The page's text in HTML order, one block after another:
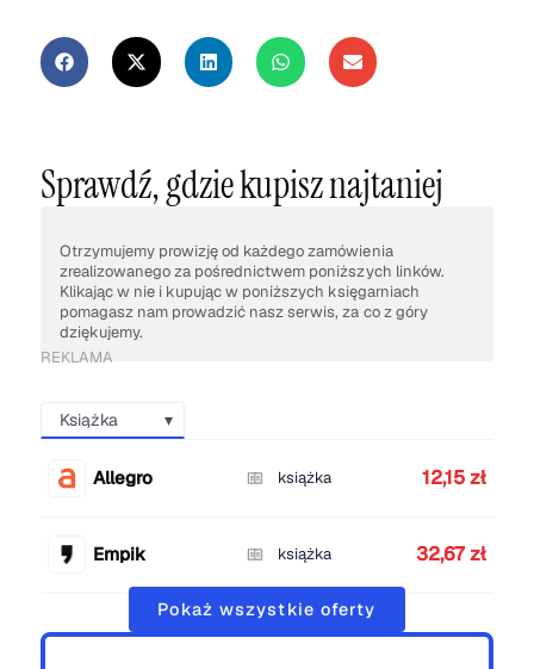
Sprawdź, gdzie kupisz najtaniej
Otrzymujemy prowizję od każdego zamówienia
zrealizowanego za pośrednictwem poniższych linków.
Klikając w nie i kupując w poniższych księgarniach
pomagasz nam prowadzić nasz serwis, za co z góry
dziękujemy.
REKLAMA
Książka
Allegro książka 12,15 zł
Empik książka 32,67 zł
Pokaż wszystkie oferty